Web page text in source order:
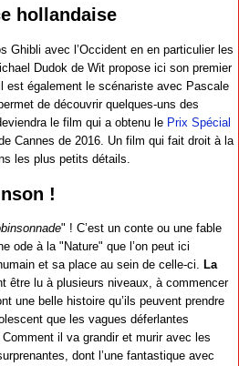
hollandaise
Ghibli avec l’Occident en en particulier les
Dudok de Wit propose ici son premier
est également le scénariste avec Pascale
de découvrir quelques-uns des
le film qui a obtenu le Prix Spécial
Cannes de 2016. Un film qui fait droit à la
les plus petits détails.
!
" ! C’est un conte ou une fable
ode à la "Nature" que l’on peut ici
et sa place au sein de celle-ci. La
être lu à plusieurs niveaux, à commencer
une belle histoire qu’ils peuvent prendre
que les vagues déferlantes
il va grandir et murir avec les
dont l’une fantastique avec